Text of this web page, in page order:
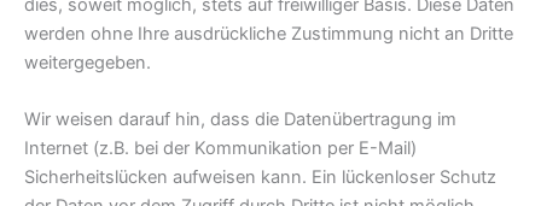
dies, soweit möglich, stets auf freiwilliger Basis. Diese Daten
werden ohne Ihre ausdrückliche Zustimmung nicht an Dritte
weitergegeben.
Wir weisen darauf hin, dass die Datenübertragung im
Internet (z.B. bei der Kommunikation per E-Mail)
Sicherheitslücken aufweisen kann. Ein lückenloser Schutz